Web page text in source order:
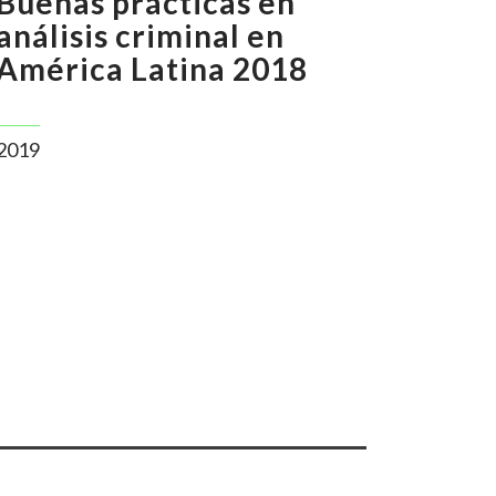
criminal en
Latina 2018